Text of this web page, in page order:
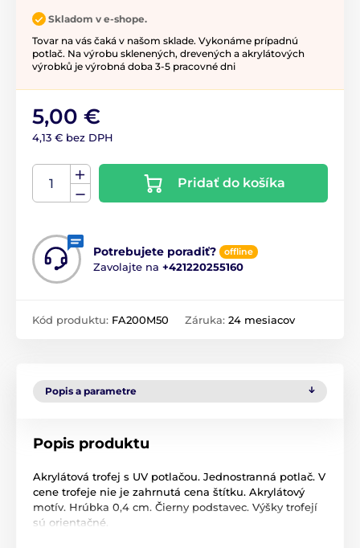
Skladom v e-shope.
Tovar na vás čaká v našom sklade. Vykonáme prípadnú
potlač. Na výrobu sklenených, drevených a akrylátových
výrobků je výrobná doba 3-5 pracovné dni
5,00 €
4,13 € bez DPH
Pridať do košíka
Potrebujete poradiť? offline
Zavolajte na +421220255160
Kód produktu: FA200M50 Záruka: 24 mesiacov
Popis a parametre
Popis produktu
Akrylátová trofej s UV potlačou. Jednostranná potlač. V
cene trofeje nie je zahrnutá cena štítku. Akrylátový
motív. Hrúbka 0,4 cm. Čierny podstavec. Výšky trofejí
sú orientačné.